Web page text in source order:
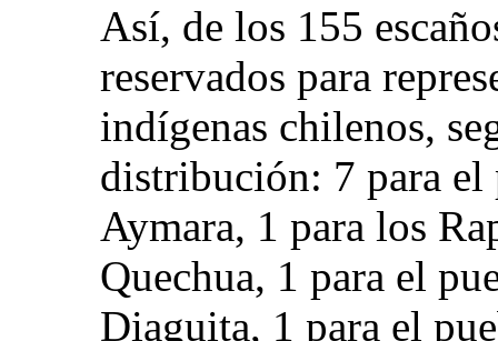
Así, de los 155
reservados para
indígenas chilenos,
distribución: 7 para el
Aymara, 1 para los
Quechua, 1 para el
Diaguita, 1 para el